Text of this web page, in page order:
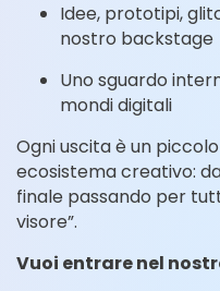
Idee, prototipi,
nostro backstage
Uno sguardo
mondi digitali
Ogni uscita è un
ecosistema creativo:
finale passando per
visore”.
Vuoi entrare nel